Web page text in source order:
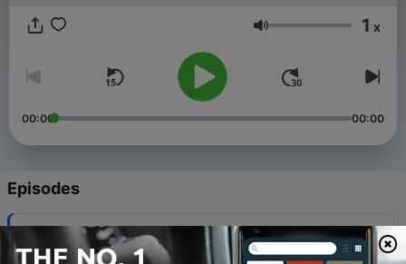
Volume 1 x
00:00 00:00
Episodes
- 103 Klubb - Showtek - 27 Juin 2026
12 Jul 2026